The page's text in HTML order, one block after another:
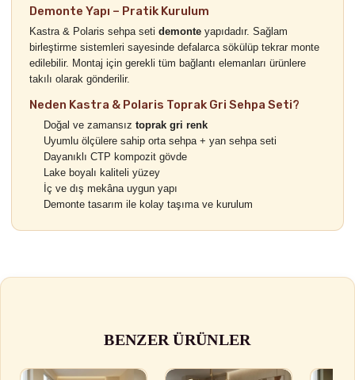
Demonte Yapı – Pratik Kurulum
Kastra & Polaris sehpa seti demonte yapıdadır. Sağlam
birleştirme sistemleri sayesinde defalarca sökülüp tekrar monte
edilebilir. Montaj için gerekli tüm bağlantı elemanları ürünlere
takılı olarak gönderilir.
Neden Kastra & Polaris Toprak Gri Sehpa Seti?
Doğal ve zamansız toprak gri renk
Uyumlu ölçülere sahip orta sehpa + yan sehpa seti
Dayanıklı CTP kompozit gövde
Lake boyalı kaliteli yüzey
İç ve dış mekâna uygun yapı
Demonte tasarım ile kolay taşıma ve kurulum
BENZER ÜRÜNLER